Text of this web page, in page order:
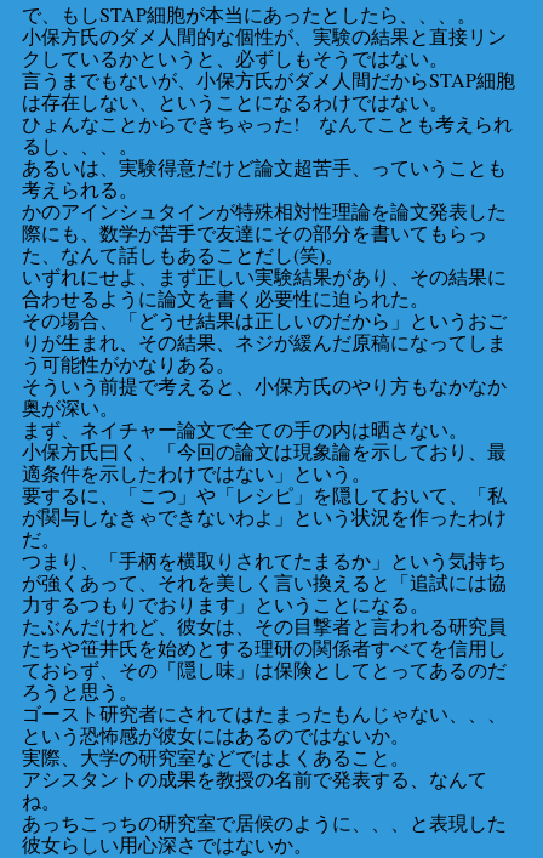
で、もしSTAP細胞が本当にあったとしたら、、、。
小保方氏のダメ人間的な個性が、実験の結果と直接リン
クしているかというと、必ずしもそうではない。
言うまでもないが、小保方氏がダメ人間だからSTAP細胞
は存在しない、ということになるわけではない。
ひょんなことからできちゃった! なんてことも考えられ
るし、、、。
あるいは、実験得意だけど論文超苦手、っていうことも
考えられる。
かのアインシュタインが特殊相対性理論を論文発表した
際にも、数学が苦手で友達にその部分を書いてもらっ
た、なんて話しもあることだし(笑)。
いずれにせよ、まず正しい実験結果があり、その結果に
合わせるように論文を書く必要性に迫られた。
その場合、「どうせ結果は正しいのだから」というおご
りが生まれ、その結果、ネジが緩んだ原稿になってしま
う可能性がかなりある。
そういう前提で考えると、小保方氏のやり方もなかなか
奥が深い。
まず、ネイチャー論文で全ての手の内は晒さない。
小保方氏曰く、「今回の論文は現象論を示しており、最
適条件を示したわけではない」という。
要するに、「こつ」や「レシピ」を隠しておいて、「私
が関与しなきゃできないわよ」という状況を作ったわけ
だ。
つまり、「手柄を横取りされてたまるか」という気持ち
が強くあって、それを美しく言い換えると「追試には協
力するつもりでおります」ということになる。
たぶんだけれど、彼女は、その目撃者と言われる研究員
たちや笹井氏を始めとする理研の関係者すべてを信用し
ておらず、その「隠し味」は保険としてとってあるのだ
ろうと思う。
ゴースト研究者にされてはたまったもんじゃない、、、
という恐怖感が彼女にはあるのではないか。
実際、大学の研究室などではよくあること。
アシスタントの成果を教授の名前で発表する、なんて
ね。
あっちこっちの研究室で居候のように、、、と表現した
彼女らしい用心深さではないか。